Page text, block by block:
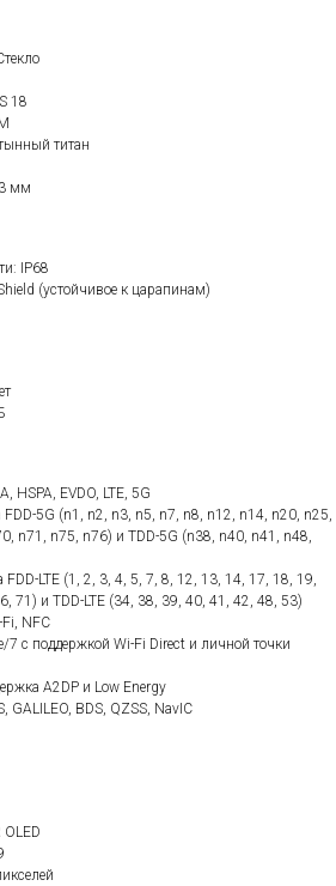
18
титан
мм
IP68
(устойчивое к царапинам)
HSPA, EVDO, LTE, 5G
5G (n1, n2, n3, n5, n7, n8, n12, n14, n20, n25,
n71, n75, n76) и TDD-5G (n38, n40, n41, n48,
LTE (1, 2, 3, 4, 5, 7, 8, 12, 13, 14, 17, 18, 19,
71) и TDD-LTE (34, 38, 39, 40, 41, 42, 48, 53)
NFC
с поддержкой Wi-Fi Direct и личной точки
A2DP и Low Energy
GALILEO, BDS, QZSS, NavIC
OLED